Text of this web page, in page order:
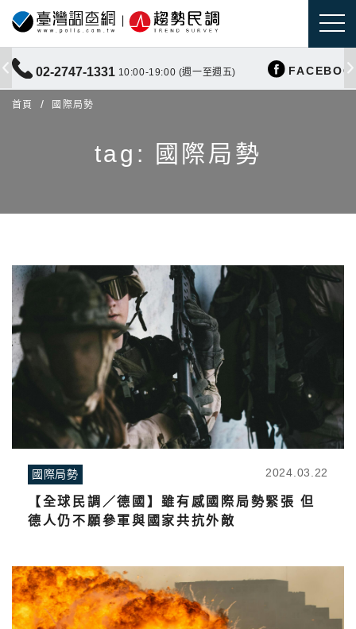
02-2747-1331 10:00-19:00 (週一至週五)
首頁 國際局勢
tag: 國際局勢
國際局勢 2024.03.22
【全球民調／德國】雖有感國際局勢緊張 但
德人仍不願參軍與國家共抗外敵